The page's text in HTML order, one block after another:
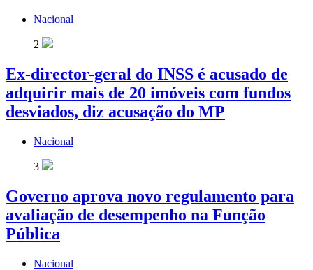
Nacional
2
Ex-director-geral do INSS é acusado de
adquirir mais de 20 imóveis com fundos
desviados, diz acusação do MP
Nacional
3
Governo aprova novo regulamento para
avaliação de desempenho na Função
Pública
Nacional